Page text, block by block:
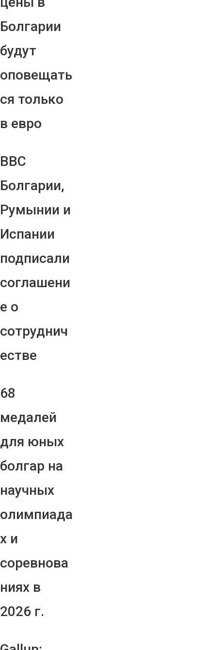
Болгарии
будут
оповещать
ся только
в евро
ВВС
Болгарии,
Румынии и
Испании
подписали
соглашени
е о
сотруднич
естве
68
медалей
для юных
болгар на
научных
олимпиада
х и
соревнова
ниях в
2026 г.